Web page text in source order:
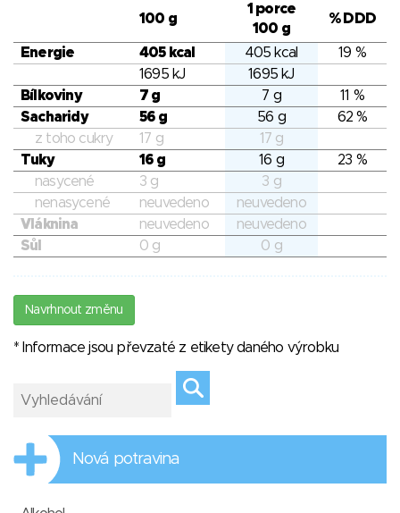
100 g
1 porce
100 g
% DDD
Energie 405 kcal 405 kcal
19 %
1695 kJ
1695 kJ
Bílkoviny
7 g 7 g
11 %
Sacharidy
56 g 56 g
62 %
z toho cukry
17 g
17 g
Tuky
16 g 16 g
23 %
nasycené
3 g
3 g
nenasycené
neuvedeno
neuvedeno
Vláknina
neuvedeno
neuvedeno
Sůl
0 g 0 g
Navrhnout změnu
* Informace jsou převzaté z etikety daného výrobku
Nová potravina